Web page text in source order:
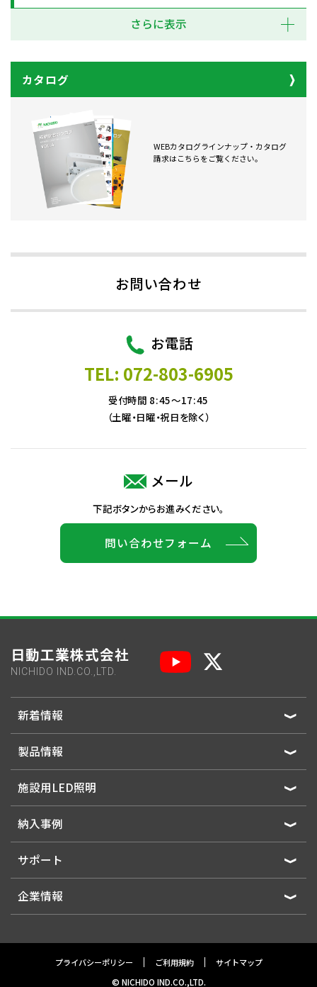
さらに表示
カタログ
WEBカタログラインナップ・カタログ
請求はこちらをご覧ください。
お問い合わせ
お電話
TEL: 072-803-6905
受付時間 8:45～17:45
（土曜・日曜・祝日を除く）
メール
下記ボタンからお進みください。
問い合わせフォーム
日動工業株式会社
NICHIDO IND.CO.,LTD.
新着情報
製品情報
施設用LED照明
納入事例
サポート
企業情報
プライバシーポリシー ご利用規約 サイトマップ
© NICHIDO IND.CO.,LTD.